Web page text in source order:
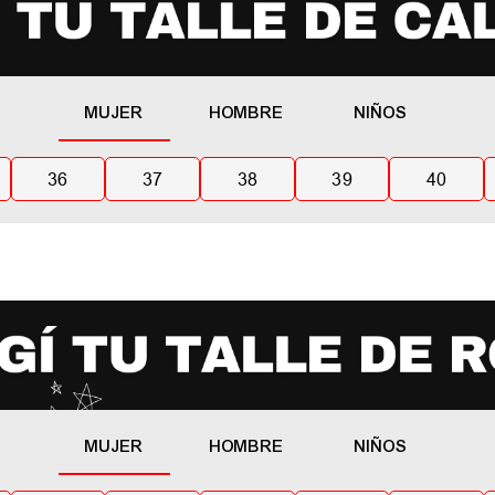
MUJER HOMBRE NIÑOS
36 37 38 39 40
MUJER HOMBRE NIÑOS